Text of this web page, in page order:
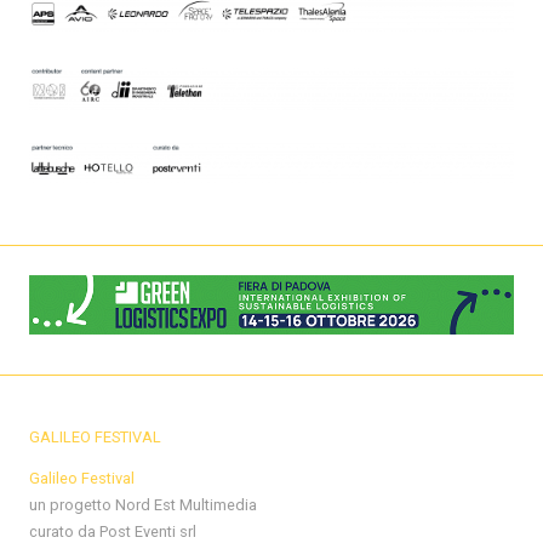
GALILEO FESTIVAL
Galileo Festival
un progetto Nord Est Multimedia
curato da Post Eventi srl